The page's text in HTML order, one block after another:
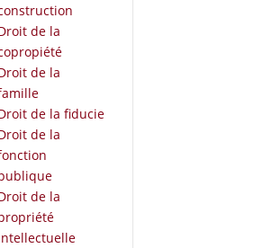
de la
de la
de la fiducie
de la
de la